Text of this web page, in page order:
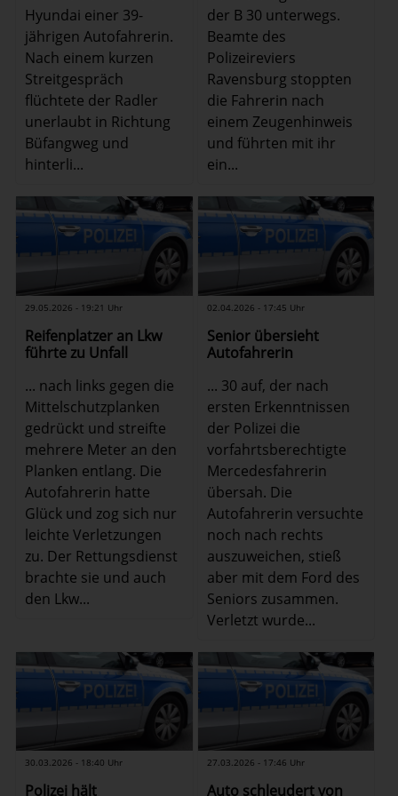
Hyundai einer 39-
jährigen Autofahrerin.
Nach einem kurzen
Streitgespräch
flüchtete der Radler
unerlaubt in Richtung
Büfangweg und
hinterli...
der B 30 unterwegs.
Beamte des
Polizeireviers
Ravensburg stoppten
die Fahrerin nach
einem Zeugenhinweis
und führten mit ihr
ein...
29.05.2026 - 19:21 Uhr
Reifenplatzer an Lkw
führte zu Unfall
... nach links gegen die
Mittelschutzplanken
gedrückt und streifte
mehrere Meter an den
Planken entlang. Die
Autofahrerin hatte
Glück und zog sich nur
leichte Verletzungen
zu. Der Rettungsdienst
brachte sie und auch
den Lkw...
02.04.2026 - 17:45 Uhr
Senior übersieht
Autofahrerin
... 30 auf, der nach
ersten Erkenntnissen
der Polizei die
vorfahrtsberechtigte
Mercedesfahrerin
übersah. Die
Autofahrerin versuchte
noch nach rechts
auszuweichen, stieß
aber mit dem Ford des
Seniors zusammen.
Verletzt wurde...
30.03.2026 - 18:40 Uhr
Polizei hält
27.03.2026 - 17:46 Uhr
Auto schleudert von